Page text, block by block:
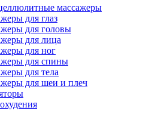
массажеры
для глаз
для головы
для лица
для ног
для спины
для тела
для шеи и плеч